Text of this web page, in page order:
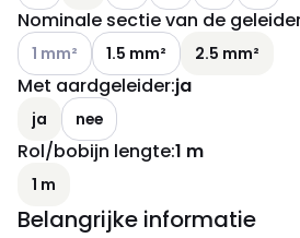
Nominale sectie van de
Andere varianten (Huidige
1 mm² 1.5 mm² 2.5 mm²
Met aardgeleider:ja
ja nee
Rol/bobijn lengte:1 m
1 m
Belangrijke informatie